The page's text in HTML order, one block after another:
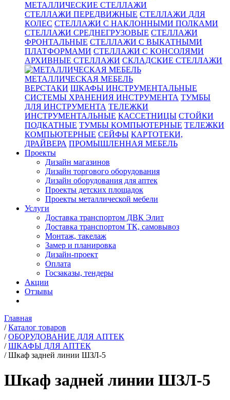
МЕТАЛЛИЧЕСКИЕ СТЕЛЛАЖИ
СТЕЛЛАЖИ ПЕРЕДВИЖНЫЕ СТЕЛЛАЖИ ДЛЯ
КОЛЕС СТЕЛЛАЖИ С НАКЛОННЫМИ ПОЛКАМИ
СТЕЛЛАЖИ СРЕДНЕГРУЗОВЫЕ СТЕЛЛАЖИ
ФРОНТАЛЬНЫЕ СТЕЛЛАЖИ С ВЫКАТНЫМИ
ПЛАТФОРМАМИ СТЕЛЛАЖИ С КОНСОЛЯМИ
АРХИВНЫЕ СТЕЛЛАЖИ СКЛАДСКИЕ СТЕЛЛАЖИ
МЕТАЛЛИЧЕСКАЯ МЕБЕЛЬ
ВЕРСТАКИ ШКАФЫ ИНСТРУМЕНТАЛЬНЫЕ
СИСТЕМЫ ХРАНЕНИЯ ИНСТРУМЕНТА ТУМБЫ
ДЛЯ ИНСТРУМЕНТА ТЕЛЕЖКИ
ИНСТРУМЕНТАЛЬНЫЕ КАССЕТНИЦЫ СТОЙКИ
ПОДКАТНЫЕ ТУМБЫ КОМПЬЮТЕРНЫЕ ТЕЛЕЖКИ
КОМПЬЮТЕРНЫЕ СЕЙФЫ КАРТОТЕКИ,
ДРАЙВЕРА ПРОМЫШЛЕННАЯ МЕБЕЛЬ
Проекты
Дизайн магазинов
Дизайн торгового оборудования
Дизайн оборудования для аптек
Проекты детских площадок
Проекты металлической мебели
Услуги
Доставка транспортом ДВК Элит
Доставка транспортом ТК, самовывоз
Монтаж, такелаж
Замер и планировка
Дизайн-проект
Оплата
Госзаказы, тендеры
Акции
Отзывы
Главная
/ Каталог товаров
/ ОБОРУДОВАНИЕ ДЛЯ АПТЕК
/ ШКАФЫ ДЛЯ АПТЕК
/ Шкаф задней линии ШЗЛ-5
Шкаф задней линии ШЗЛ-5